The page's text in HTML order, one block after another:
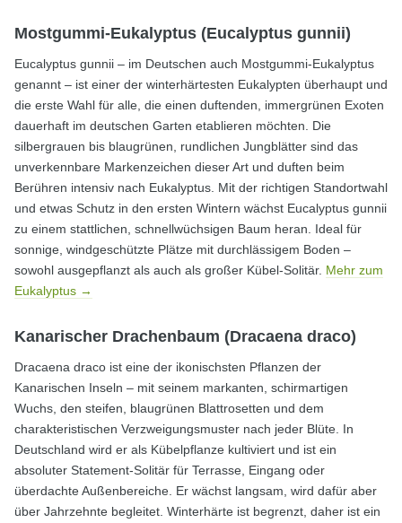
Mostgummi-Eukalyptus (Eucalyptus gunnii)
Eucalyptus gunnii – im Deutschen auch Mostgummi-Eukalyptus
genannt – ist einer der winterhärtesten Eukalypten überhaupt und
die erste Wahl für alle, die einen duftenden, immergrünen Exoten
dauerhaft im deutschen Garten etablieren möchten. Die
silbergrauen bis blaugrünen, rundlichen Jungblätter sind das
unverkennbare Markenzeichen dieser Art und duften beim
Berühren intensiv nach Eukalyptus. Mit der richtigen Standortwahl
und etwas Schutz in den ersten Wintern wächst Eucalyptus gunnii
zu einem stattlichen, schnellwüchsigen Baum heran. Ideal für
sonnige, windgeschützte Plätze mit durchlässigem Boden –
sowohl ausgepflanzt als auch als großer Kübel-Solitär. Mehr zum
Eukalyptus →
Kanarischer Drachenbaum (Dracaena draco)
Dracaena draco ist eine der ikonischsten Pflanzen der
Kanarischen Inseln – mit seinem markanten, schirmartigen
Wuchs, den steifen, blaugrünen Blattrosetten und dem
charakteristischen Verzweigungsmuster nach jeder Blüte. In
Deutschland wird er als Kübelpflanze kultiviert und ist ein
absoluter Statement-Solitär für Terrasse, Eingang oder
überdachte Außenbereiche. Er wächst langsam, wird dafür aber
über Jahrzehnte begleitet. Winterhärte ist begrenzt, daher ist ein